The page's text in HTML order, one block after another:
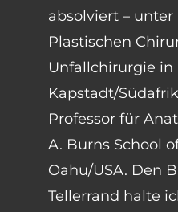
absolviert –
Plastischen
Unfallchirurgie in
Kapstadt/
Professor für
A. Burns School
Oahu/USA. Den
Tellerrand halte